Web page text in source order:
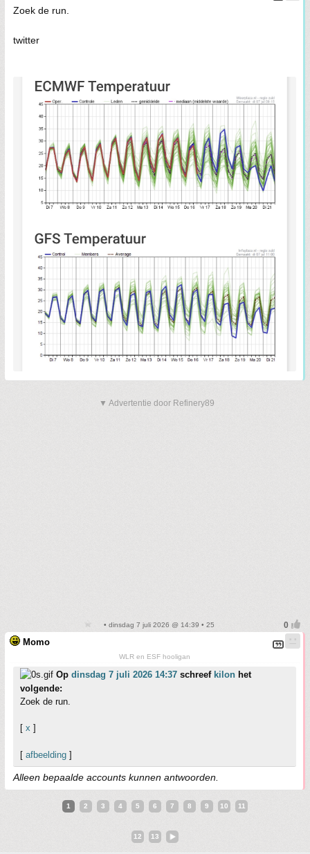
Zoek de run.
twitter
▼ Advertentie door Refinery89
• dinsdag 7 juli 2026 @ 14:39 • 25
Momo
WLR en ESF hooligan
Op dinsdag 7 juli 2026 14:37 schreef kilon het
volgende:
Zoek de run.
[ x ]
[ afbeelding ]
Alleen bepaalde accounts kunnen antwoorden.
1 2 3 4 5 6 7 8 9 10 11
12 13